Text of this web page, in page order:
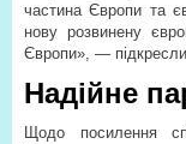
частина Європи та
нову розвинену
Європи», —
Надійне
Щодо посилення